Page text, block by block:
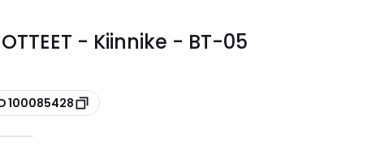
- Kiinnike - BT-05
100085428